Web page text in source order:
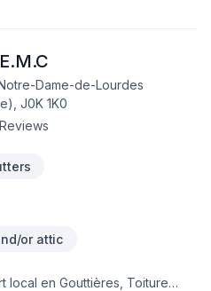
Dame-de-Lourdes
J0K 1K0
or attic
local en Gouttières, Toiture